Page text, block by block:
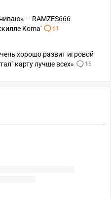
— RAMZES666
Koma'
61
хорошо развит игровой
карту лучше всех»
15